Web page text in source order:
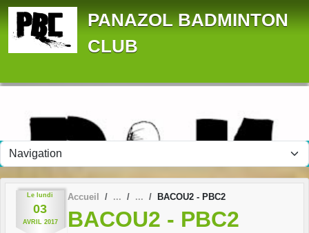
PANAZOL BADMINTON
CLUB
Le lundi
03
AVRIL 2017
Accueil BACOU2 - PBC2
BACOU2 - PBC2
Panneau de gestion des cookies